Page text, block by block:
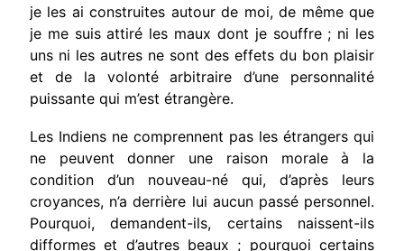
je les ai construites autour de moi, de même que
je me suis attiré les maux dont je souffre ; ni les
uns ni les autres ne sont des effets du bon plai­sir
et de la volonté arbitraire d’une personnalité
puissante qui m’est étrangère.
Les Indiens ne comprennent pas les étrangers qui
ne peuvent donner une raison morale à la
condition d’un nouveau-né qui, d’après leurs
croyances, n’a derrière lui aucun passé person­nel.
Pourquoi, demandent-ils, certains naissent-ils
difformes et d’autres beaux ; pourquoi certains